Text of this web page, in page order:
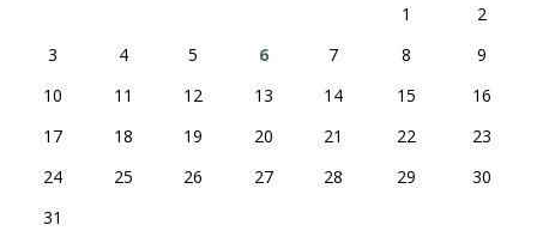
1
2
3
4 5 6 7 8
9
10
11 12 13 14 15
16
17
18 19 20 21 22
23
24
25 26 27 28 29
30
31